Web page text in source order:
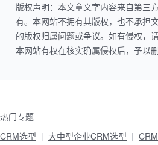
版权声明：本文章文字内容来自第三
有。本网站不拥有其版权，也不承担
的版权归属问题或争议。如有侵权，请
本网站有权在核实确属侵权后，予以删
热门专题
CRM选型
大中型企业CRM选型